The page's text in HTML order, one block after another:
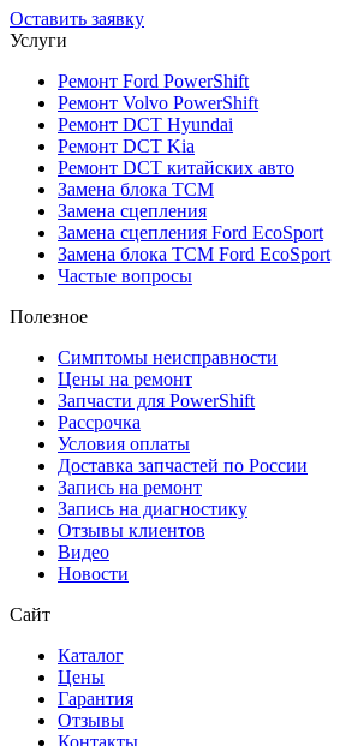
Оставить заявку
Услуги
Ремонт Ford PowerShift
Ремонт Volvo PowerShift
Ремонт DCT Hyundai
Ремонт DCT Kia
Ремонт DCT китайских авто
Замена блока TCM
Замена сцепления
Замена сцепления Ford EcoSport
Замена блока TCM Ford EcoSport
Частые вопросы
Полезное
Симптомы неисправности
Цены на ремонт
Запчасти для PowerShift
Рассрочка
Условия оплаты
Доставка запчастей по России
Запись на ремонт
Запись на диагностику
Отзывы клиентов
Видео
Новости
Сайт
Каталог
Цены
Гарантия
Отзывы
Контакты